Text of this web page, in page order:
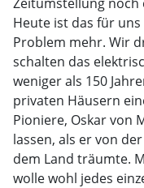
Heute ist das für
Problem mehr. Wir
schalten das
weniger als 150
privaten Häusern
Pioniere, Oskar von
lassen, als er von
dem Land träumte.
wolle wohl jedes